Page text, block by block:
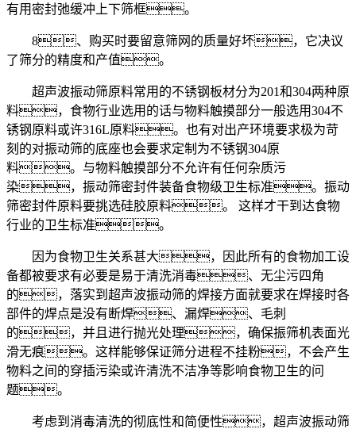
有用密封弛缓冲上下筛框。
8、购买时要留意筛网的质量好坏，它决议
了筛分的精度和产值。
超声波振动筛原料常用的不锈钢板材分为201和304两种原
料，食物行业选用的话与物料触摸部分一般选用304不
锈钢原料或许316L原料。也有对出产环境要求极为苛
刻的对振动筛的底座也会要求定制为不锈钢304原
料。与物料触摸部分不允许有任何杂质污
染，振动筛密封件装备食物级卫生标准。振动
筛密封件原料要挑选硅胶原料。 这样才干到达食物
行业的卫生标准。
因为食物卫生关系甚大，因此所有的食物加工设
备都被要求有必要是易于清洗消毒、无尘污四角
的，落实到超声波振动筛的焊接方面就要求在焊接时各
部件的焊点是没有断焊、漏焊、毛刺
的，并且进行抛光处理，确保振筛机表面光
滑无痕。这样能够保证筛分进程不挂粉，不会产生
物料之间的穿插污染或许清洗不洁净等影响食物卫生的问
题。
考虑到消毒清洗的彻底性和简便性，超声波振动筛